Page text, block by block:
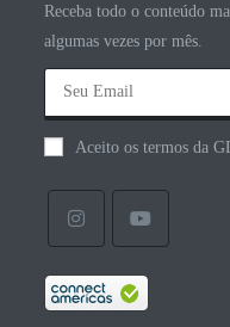
Receba todo o conteúdo
algumas vezes por mês.
Aceito os termos da